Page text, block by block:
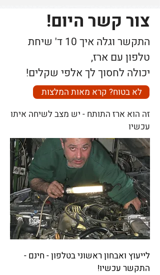
צור קשר היום!
התקשר וגלה איך 10 ד' שיחת
טלפון עם ארז,
יכולה לחסוך לך אלפי שקלים!
לא בטוח? קרא מאות המלצות
זה הוא ארז התותח - יש מצב לשיחה איתו
עכשיו
לייעוץ ואבחון ראשוני בטלפון - חינם -
התקשר עכשיו!